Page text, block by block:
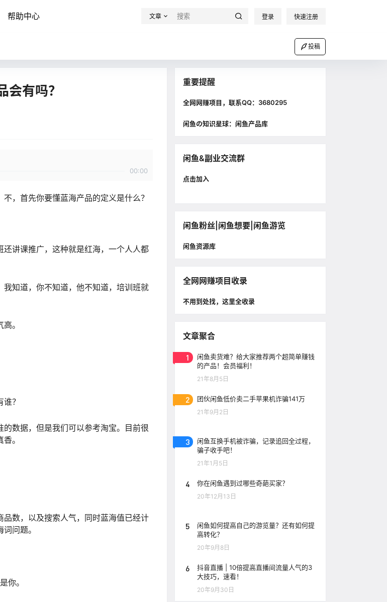
帮助中心 文章 登录 快速注册
投稿
有吗？
00:00
，首先你要懂蓝海产品的定义是什么？
讲课推广，这种就是红海，一个人人都
知道，你不知道，他不知道，培训班就
。
？
数据，但是我们可以参考淘宝。目前很
。
数，以及搜索人气，同时蓝海值已经计
问题。
你。
重要提醒
全网网赚项目，联系QQ：3680295
闲鱼の知识星球：闲鱼产品库
闲鱼&副业交流群
点击加入
闲鱼粉丝|闲鱼想要|闲鱼游览
闲鱼资源库
全网网赚项目收录
不用到处找，这里全收录
文章聚合
1
闲鱼卖货难？给大家推荐两个超简单赚钱
的产品！会员福利！
21年8月5日
2 团伙闲鱼低价卖二手苹果机诈骗141万
21年9月2日
3
闲鱼互换手机被诈骗，记录追回全过程，
骗子收手吧！
21年1月5日
4 你在闲鱼遇到过哪些奇葩买家？
20年12月13日
5
闲鱼如何提高自己的游览量？还有如何提
高转化？
20年9月8日
6
抖音直播 | 10倍提高直播间流量人气的3
大技巧，速看！
20年9月30日